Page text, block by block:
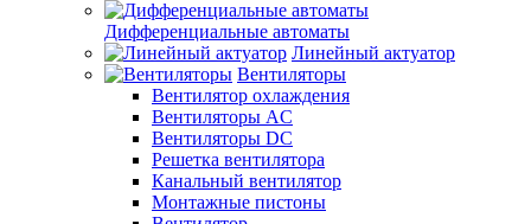
Дифференциальные автоматы
Линейный актуатор
Вентиляторы
Вентилятор охлаждения
Вентиляторы AC
Вентиляторы DC
Решетка вентилятора
Канальный вентилятор
Монтажные пистоны